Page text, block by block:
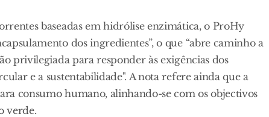
baseadas em hidrólise enzimática, o ProHy
dos ingredientes”, o que “abre caminho a
privilegiada para responder às exigências dos
e a sustentabilidade". A nota refere ainda que a
consumo humano, alinhando-se com os objectivos
verde.